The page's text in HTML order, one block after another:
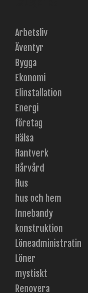
Arbetsliv
Äventyr
Bygga
Ekonomi
Elinstallation
Energi
företag
Hälsa
Hantverk
Hårvård
Hus
hus och hem
Innebandy
konstruktion
Löneadministratin
Löner
mystiskt
Renovera